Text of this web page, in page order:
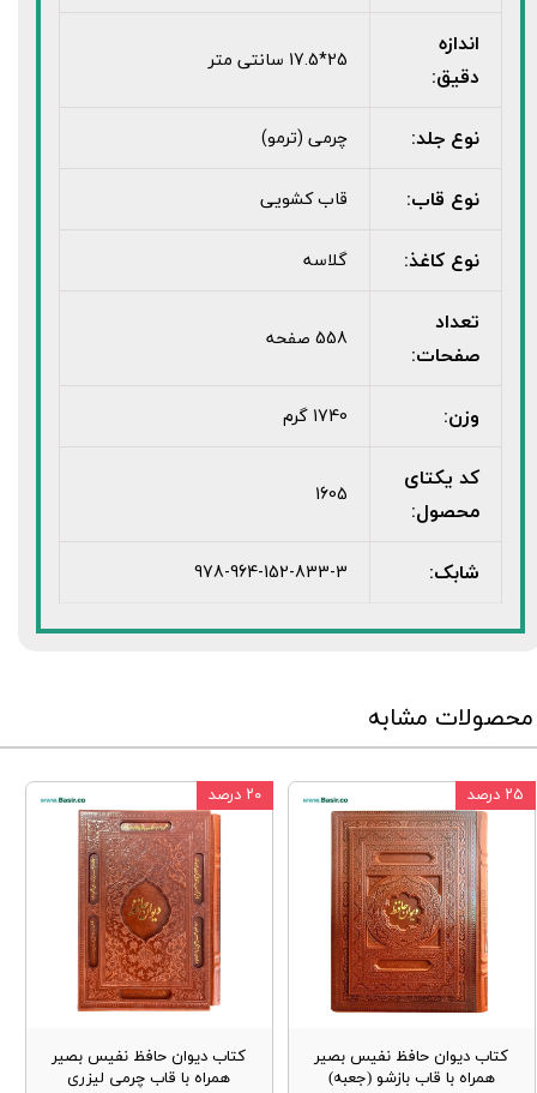
اندازه
دقیق:
25*17.5 سانتی متر
نوع جلد: چرمی (ترمو)
نوع قاب: قاب کشویی
نوع کاغذ: گلاسه
تعداد
صفحات:
558 صفحه
وزن: 1740 گرم
کد یکتای
محصول:
1605
شابک: 978-964-152-833-3
محصولات مشابه
کتاب دیوان حافظ نفیس بصیر
همراه با قاب بازشو (جعبه)
۲۵ درصد
کتاب دیوان حافظ نفیس بصیر
همراه با قاب چرمی لیزری
۲۰ درصد